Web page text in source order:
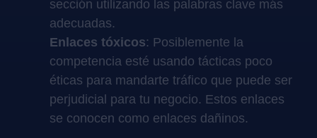
sección utilizando las palabras clave más
adecuadas.
Enlaces tóxicos: Posiblemente la
competencia esté usando tácticas poco
éticas para mandarte tráfico que puede ser
perjudicial para tu negocio. Estos enlaces
se conocen como enlaces dañinos.